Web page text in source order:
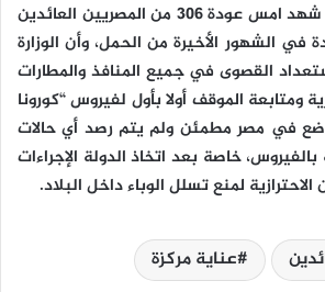
يذكر ان مطار العلمين شهد امس عودة 306 من المصريين العائدين
الشهور الأخيرة من الحمل، وأن الوزارة
القصوى في جميع المنافذ والمطارات
الموقف أولا بأول لفيروس “كورونا
في مصر مطمئن ولم يتم رصد أي حالات
خاصة بعد اتخاذ الدولة الإجراءات
لمنع تسلل الوباء داخل البلاد.
عناية مركزة